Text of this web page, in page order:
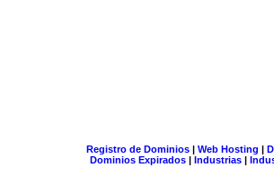
Registro de Dominios| Web Hosting |
Dominios Expirados | Industrias |